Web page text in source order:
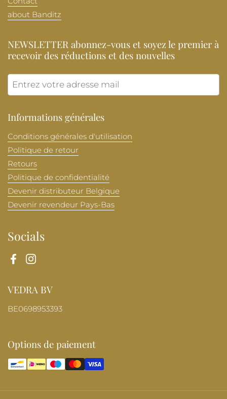
about Banditz
NEWSLETTER abonnez-vous et soyez le premier à
recevoir des réductions et des nouvelles
Informations générales
Conditions générales d'utilisation
Politique de retour
Retours
Politique de confidentialité
Devenir distributeur Belgique
Devenir revendeur Pays-Bas
Socials
FacebookInstagram
VEDRA BV
BE0698953393
Options de paiement